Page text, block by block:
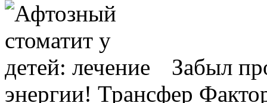
Забыл
энергии! Трансфер